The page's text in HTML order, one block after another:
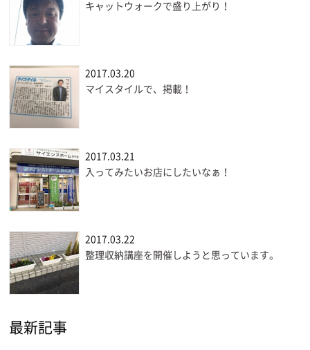
キャットウォークで盛り上がり！
2017.03.20
マイスタイルで、掲載！
2017.03.21
入ってみたいお店にしたいなぁ！
2017.03.22
整理収納講座を開催しようと思っています。
最新記事